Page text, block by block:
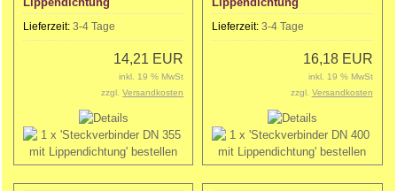
Lieferzeit: 3-4 Tage
14,21 EUR
inkl. 19 % MwSt
zzgl.Versandkosten
Lieferzeit:3-4 Tage
16,18 EUR
inkl. 19 % MwSt
zzgl. Versandkosten